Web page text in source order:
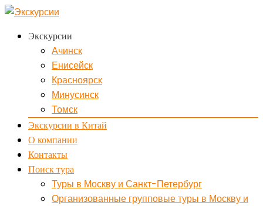
Экскурсии
Ачинск
Енисейск
Красноярск
Минусинск
Томск
Экскурсии в Китай
О компании
Контакты
Поиск тура
Туры в Москву и Санкт-Петербург
Организованные групповые туры в Москву и